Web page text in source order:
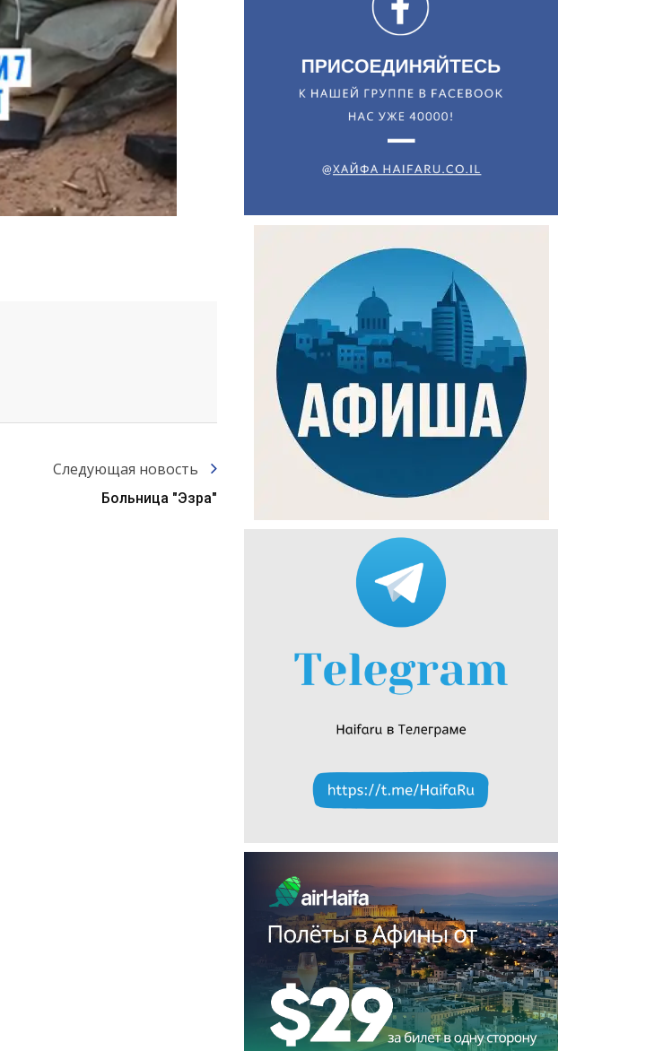
Следующая новость
Больница "Эзра"